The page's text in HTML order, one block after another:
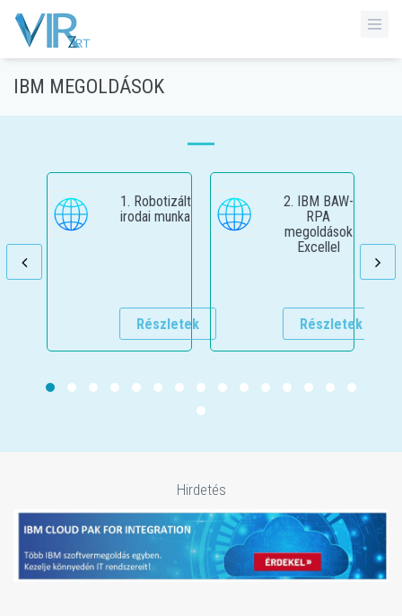
IBM MEGOLDÁSOK
1. Robotizált
irodai munka
Részletek
2. IBM BAW-
RPA
megoldások
Excellel
Részletek
Hirdetés